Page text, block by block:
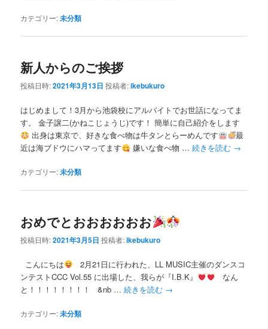
カテゴリー:未分類
新人からのご挨拶
投稿日時:2021年3月13日 投稿者:ikebukuro
はじめまして！3月から池袋校にアルバイトでお世話になってま
す。 金子譲二(かねこじょうじ)です！ 簡単に自己紹介をします
出身は東京で、好きな食べ物は牛タンとらーめんです
最
近は海ブドウにハマってます
嫌いな食べ物 … 続きを読む →
カテゴリー:未分類
おめでとおおおおおお
投稿日時:2021年3月5日 投稿者:ikebukuro
こんにちは
2月21日に行われた、LL MUSIC主催のダンスコ
ンテストCCC Vol.55 に出場した、我らが『I.B.K』
なん
と！！！！！！！！ &nb …続きを読む →
カテゴリー:未分類